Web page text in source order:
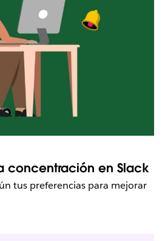
concentración en Slack
tus preferencias para mejorar